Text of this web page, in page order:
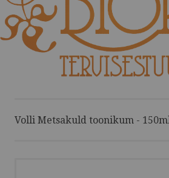
KAUBAMÄRGID
SOODUKAD
Volli Metsakuld toonikum -